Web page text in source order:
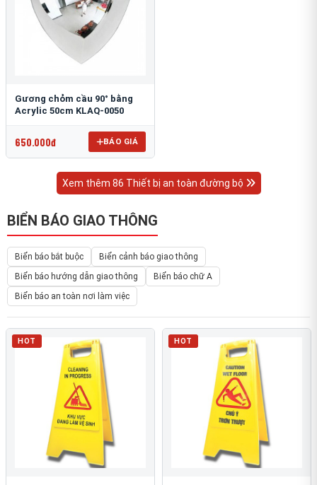
Gương chỏm cầu 90° bằng
Acrylic 50cm KLAQ-0050
650.000đ BÁO GIÁ
Xem thêm 86 Thiết bị an toàn đường bộ
BIỂN BÁO GIAO THÔNG
Biển báo bắt buộc
Biển cảnh báo giao thông
Biển báo hướng dẫn giao thông
Biển báo chữ A
Biển báo an toàn nơi làm việc
HOT HOT